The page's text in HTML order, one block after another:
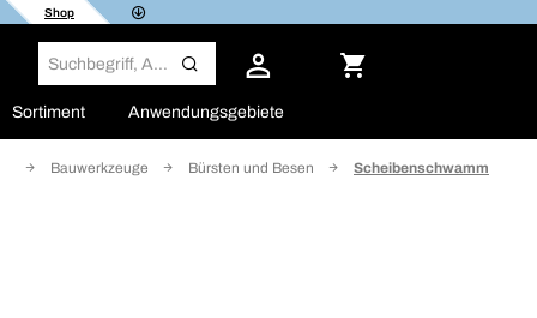
Shop
Sortiment Anwendungsgebiete
Bauwerkzeuge Bürsten und Besen Scheibenschwamm